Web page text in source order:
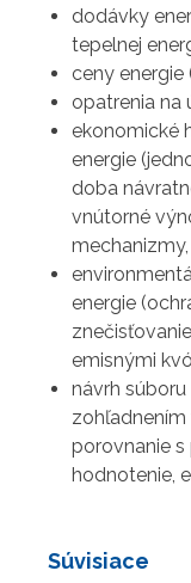
dodávky
tepelnej
ceny
opatrenia na
ekonomické
energie
doba
vnútorné
mechanizmy,
energie
emisnými
návrh
porovnanie
hodnotenie,
Súvisiace